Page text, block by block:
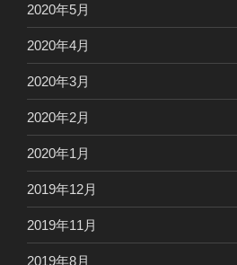
2020年5月
2020年4月
2020年3月
2020年2月
2020年1月
2019年12月
2019年11月
2019年8月